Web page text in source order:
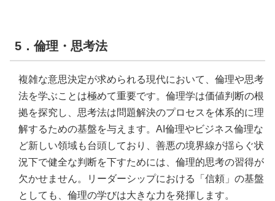
5．倫理・思考法
複雑な意思決定が求められる現代において、倫理や思考
法を学ぶことは極めて重要です。倫理学は価値判断の根
拠を探究し、思考法は問題解決のプロセスを体系的に理
解するための基盤を与えます。AI倫理やビジネス倫理な
ど新しい領域も台頭しており、善悪の境界線が揺らぐ状
況下で健全な判断を下すためには、倫理的思考の習得が
欠かせません。リーダーシップにおける「信頼」の基盤
としても、倫理の学びは大きな力を発揮します。